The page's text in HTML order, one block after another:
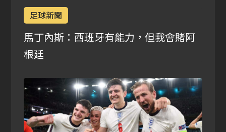
足球新聞
馬丁內斯：西班牙有能力，但我會賭阿
根廷